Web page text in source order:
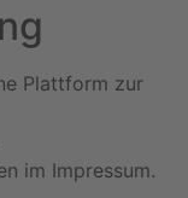
Plattform zur
im Impressum.